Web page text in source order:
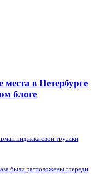
в Петербурге
блоге
пиджака свои трусики
были расположены спереди